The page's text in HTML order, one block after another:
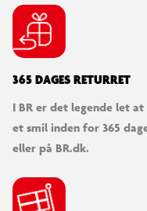
Keywords:
racerbil fjernstyring
off road motorcykel 5
redcat
Batteri:
Fjernbetjening: 2xAAA
365 DAGES RETURRET
I BR er det legende let
et smil inden for 365
eller på BR.dk.